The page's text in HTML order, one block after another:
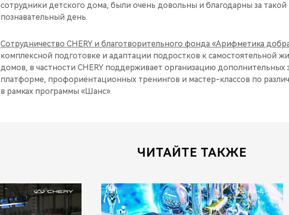
сотрудники детского дома, были очень довольны и благодарны за
познавательный день.
Сотрудничество CHERY и благотворительного фонда «Арифметика
комплексной подготовке и адаптации подростков к самостоятельной
домов, в частности CHERY поддерживает организацию дополнительных
платформе, профориентационных тренингов и мастер-классов по
в рамках программы «Шанс».
ЧИТАЙТЕ ТАКЖЕ